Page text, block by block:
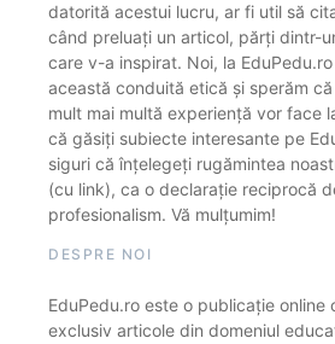
datorită acestui lucru, ar fi util să
când preluați un articol, părți dintr-
care v-a inspirat. Noi, la
această conduită etică și sperăm
mult mai multă experiență vor face
că găsiți subiecte interesante pe
siguri că înțelegeți rugămintea
(cu link), ca o declarație reciprocă
profesionalism. Vă mulțumim!
DESPRE NOI
EduPedu.ro este o publicație online
exclusiv articole din domeniul